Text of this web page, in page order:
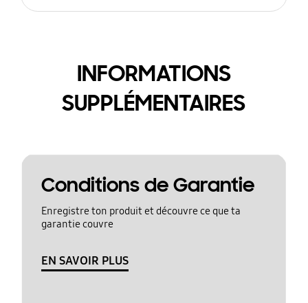
INFORMATIONS
SUPPLÉMENTAIRES
Conditions de Garantie
Enregistre ton produit et découvre ce que ta
garantie couvre
EN SAVOIR PLUS